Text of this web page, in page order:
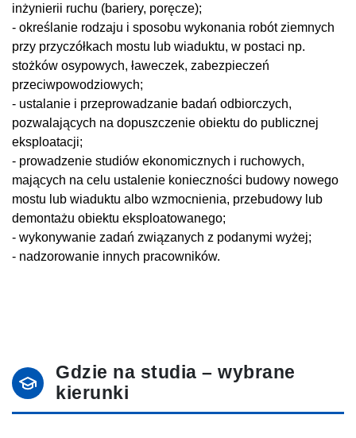
inżynierii ruchu (bariery, poręcze);
- określanie rodzaju i sposobu wykonania robót ziemnych
przy przyczółkach mostu lub wiaduktu, w postaci np.
stożków osypowych, ławeczek, zabezpieczeń
przeciwpowodziowych;
- ustalanie i przeprowadzanie badań odbiorczych,
pozwalających na dopuszczenie obiektu do publicznej
eksploatacji;
- prowadzenie studiów ekonomicznych i ruchowych,
mających na celu ustalenie konieczności budowy nowego
mostu lub wiaduktu albo wzmocnienia, przebudowy lub
demontażu obiektu eksploatowanego;
- wykonywanie zadań związanych z podanymi wyżej;
- nadzorowanie innych pracowników.
Gdzie na studia – wybrane
kierunki